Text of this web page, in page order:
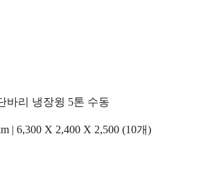
바리 냉장윙 5톤 수동
| 6,300 X 2,400 X 2,500 (10개)